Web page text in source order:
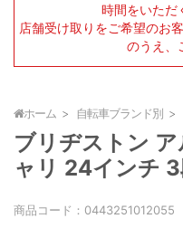
時間をいただ
店舗受け取りをご希望のお
のうえ、
ホーム 自転車ブランド別
ブリヂストン
ャリ 24インチ
商品コード： 0443251012055